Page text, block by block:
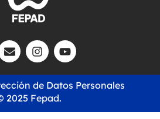
2025 Fepad.
de Datos Personales